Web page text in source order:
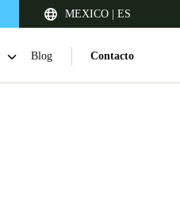
MEXICO | ES
Blog Contacto